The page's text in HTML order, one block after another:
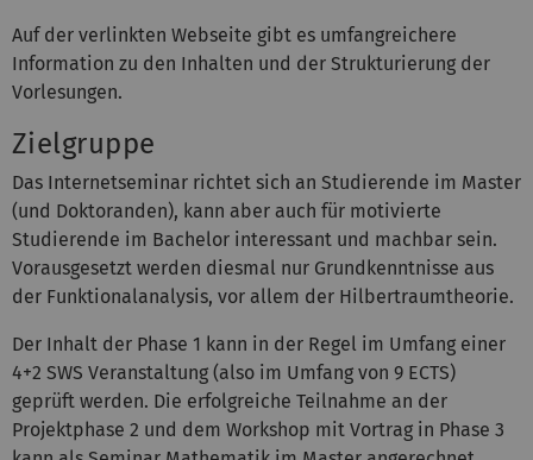
Auf der verlinkten Webseite gibt es umfangreichere
Information zu den Inhalten und der Strukturierung der
Vorlesungen.
Zielgruppe
Das Internetseminar richtet sich an Studierende im Master
(und Doktoranden), kann aber auch für motivierte
Studierende im Bachelor interessant und machbar sein.
Vorausgesetzt werden diesmal nur Grundkenntnisse aus
der Funktionalanalysis, vor allem der Hilbertraumtheorie.
Der Inhalt der Phase 1 kann in der Regel im Umfang einer
4+2 SWS Veranstaltung (also im Umfang von 9 ECTS)
geprüft werden. Die erfolgreiche Teilnahme an der
Projektphase 2 und dem Workshop mit Vortrag in Phase 3